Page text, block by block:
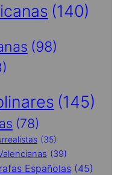
(140)
(98)
(145)
(78)
(35)
(39)
Españolas (45)